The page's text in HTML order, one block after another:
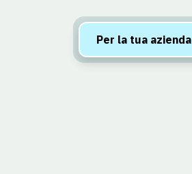
Per la tua azienda